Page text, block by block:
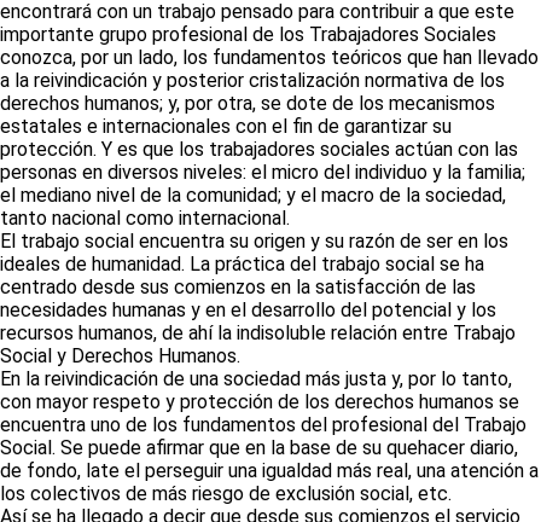
encontrará con un trabajo pensado para contribuir a que este
importante grupo profesional de los Trabajadores Sociales
conozca, por un lado, los fundamentos teóricos que han llevado
a la reivindicación y posterior cristalización normativa de los
derechos humanos; y, por otra, se dote de los mecanismos
estatales e internacionales con el fin de garantizar su
protección. Y es que los trabajadores sociales actúan con las
personas en diversos niveles: el micro del individuo y la familia;
el mediano nivel de la comunidad; y el macro de la sociedad,
tanto nacional como internacional.
El trabajo social encuentra su origen y su razón de ser en los
ideales de humanidad. La práctica del trabajo social se ha
centrado desde sus comienzos en la satisfacción de las
necesidades humanas y en el desarrollo del potencial y los
recursos humanos, de ahí la indisoluble relación entre Trabajo
Social y Derechos Humanos.
En la reivindicación de una sociedad más justa y, por lo tanto,
con mayor respeto y protección de los derechos humanos se
encuentra uno de los fundamentos del profesional del Trabajo
Social. Se puede afirmar que en la base de su quehacer diario,
de fondo, late el perseguir una igualdad más real, una atención a
los colectivos de más riesgo de exclusión social, etc.
Así se ha llegado a decir que desde sus comienzos el servicio